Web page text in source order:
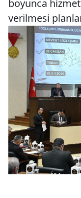
boyunca
verilmesi